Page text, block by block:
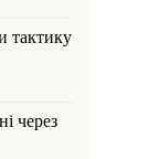
тактику
через